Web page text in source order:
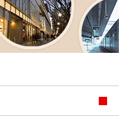
用物
件を
探す
役立ちコ
閉じる